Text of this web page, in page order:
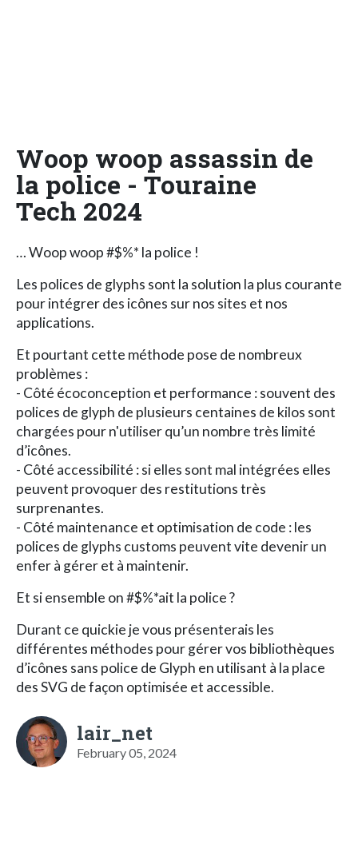
Woop woop assassin de
la police - Touraine
Tech 2024
… Woop woop #$%* la police !
Les polices de glyphs sont la solution la plus courante
pour intégrer des icônes sur nos sites et nos
applications.
Et pourtant cette méthode pose de nombreux
problèmes :
- Côté écoconception et performance : souvent des
polices de glyph de plusieurs centaines de kilos sont
chargées pour n'utiliser qu’un nombre très limité
d’icônes.
- Côté accessibilité : si elles sont mal intégrées elles
peuvent provoquer des restitutions très
surprenantes.
- Côté maintenance et optimisation de code : les
polices de glyphs customs peuvent vite devenir un
enfer à gérer et à maintenir.
Et si ensemble on #$%*ait la police ?
Durant ce quickie je vous présenterais les
différentes méthodes pour gérer vos bibliothèques
d’icônes sans police de Glyph en utilisant à la place
des SVG de façon optimisée et accessible.
lair_net
February 05, 2024